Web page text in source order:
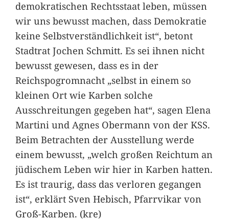
demokratischen Rechtsstaat leben, müssen
wir uns bewusst machen, dass Demokratie
keine Selbstverständlichkeit ist“, betont
Stadtrat Jochen Schmitt. Es sei ihnen nicht
bewusst gewesen, dass es in der
Reichspogromnacht „selbst in einem so
kleinen Ort wie Karben solche
Ausschreitungen gegeben hat“, sagen Elena
Martini und Agnes Obermann von der KSS.
Beim Betrachten der Ausstellung werde
einem bewusst, „welch großen Reichtum an
jüdischem Leben wir hier in Karben hatten.
Es ist traurig, dass das verloren gegangen
ist“, erklärt Sven Hebisch, Pfarrvikar von
Groß-Karben. (kre)